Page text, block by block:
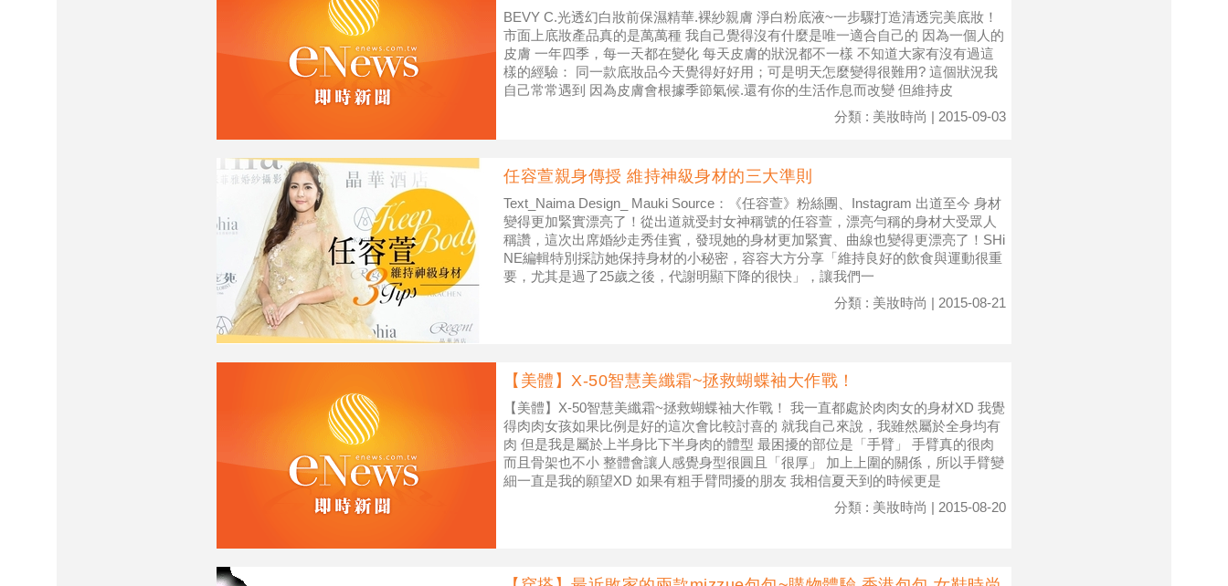
BEVY C.光透幻白妝前保濕精華.裸紗親膚 淨白粉底液~一步驟打造清透完美底妝！
市面上底妝產品真的是萬萬種 我自己覺得沒有什麼是唯一適合自己的 因為一個人的
皮膚 一年四季，每一天都在變化 每天皮膚的狀況都不一樣 不知道大家有沒有過這
樣的經驗： 同一款底妝品今天覺得好好用；可是明天怎麼變得很難用? 這個狀況我
自己常常遇到 因為皮膚會根據季節氣候.還有你的生活作息而改變 但維持皮
分類 : 美妝時尚 | 2015-09-03
任容萱親身傳授 維持神級身材的三大準則
Text_Naima Design_ Mauki Source：《任容萱》粉絲團、Instagram 出道至今 身材
變得更加緊實漂亮了！從出道就受封女神稱號的任容萱，漂亮勻稱的身材大受眾人
稱讚，這次出席婚紗走秀佳賓，發現她的身材更加緊實、曲線也變得更漂亮了！SHi
NE編輯特別採訪她保持身材的小秘密，容容大方分享「維持良好的飲食與運動很重
要，尤其是過了25歲之後，代謝明顯下降的很快」，讓我們一
分類 : 美妝時尚 | 2015-08-21
【美體】X-50智慧美纖霜~拯救蝴蝶袖大作戰！
【美體】X-50智慧美纖霜~拯救蝴蝶袖大作戰！ 我一直都處於肉肉女的身材XD 我覺
得肉肉女孩如果比例是好的這次會比較討喜的 就我自己來說，我雖然屬於全身均有
肉 但是我是屬於上半身比下半身肉的體型 最困擾的部位是「手臂」 手臂真的很肉
而且骨架也不小 整體會讓人感覺身型很圓且「很厚」 加上上圍的關係，所以手臂變
細一直是我的願望XD 如果有粗手臂問擾的朋友 我相信夏天到的時候更是
分類 : 美妝時尚 | 2015-08-20